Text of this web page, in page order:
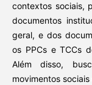
contextos sociais,
documentos
geral, e dos
os PPCs e TCCs
Além disso,
movimentos